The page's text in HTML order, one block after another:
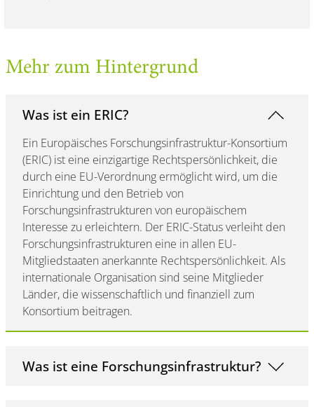
Mehr zum Hintergrund
Was ist ein ERIC?
Ein Europäisches Forschungsinfrastruktur-Konsortium
(ERIC) ist eine einzigartige Rechtspersönlichkeit, die
durch eine EU-Verordnung ermöglicht wird, um die
Einrichtung und den Betrieb von
Forschungsinfrastrukturen von europäischem
Interesse zu erleichtern. Der ERIC-Status verleiht den
Forschungsinfrastrukturen eine in allen EU-
Mitgliedstaaten anerkannte Rechtspersönlichkeit. Als
internationale Organisation sind seine Mitglieder
Länder, die wissenschaftlich und finanziell zum
Konsortium beitragen.
Was ist eine Forschungsinfrastruktur?